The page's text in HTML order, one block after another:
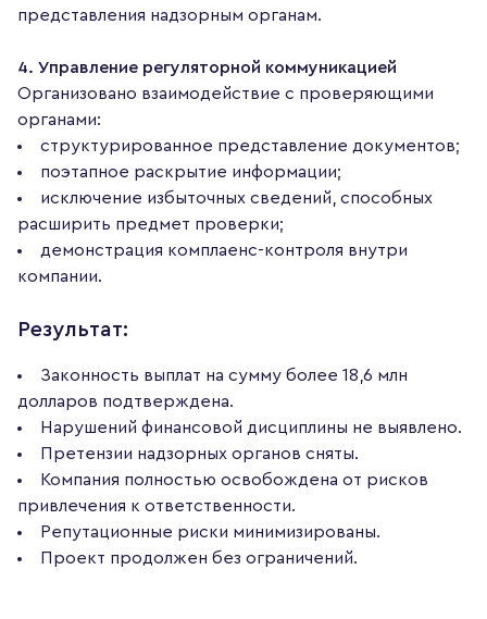
представления надзорным органам.
4. Управление регуляторной коммуникацией
Организовано взаимодействие с проверяющими
органами:
структурированное представление документов;
поэтапное раскрытие информации;
исключение избыточных сведений, способных
расширить предмет проверки;
демонстрация комплаенс-контроля внутри
компании.
Результат:
Законность выплат на сумму более 18,6 млн
долларов подтверждена.
Нарушений финансовой дисциплины не выявлено.
Претензии надзорных органов сняты.
Компания полностью освобождена от рисков
привлечения к ответственности.
Репутационные риски минимизированы.
Проект продолжен без ограничений.